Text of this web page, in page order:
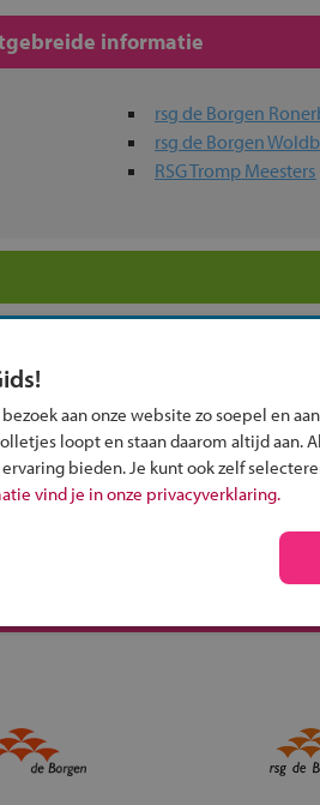
informatie
rsg de Borgen
rsg de Borgen
RSG Tromp Meesters
Inschrijven?
Alle informatie om je kind aan te
aan onze website zo soepel en
loopt en staan daarom altijd aan.
bieden. Je kunt ook zelf
vind je in onze privacyverklaring.